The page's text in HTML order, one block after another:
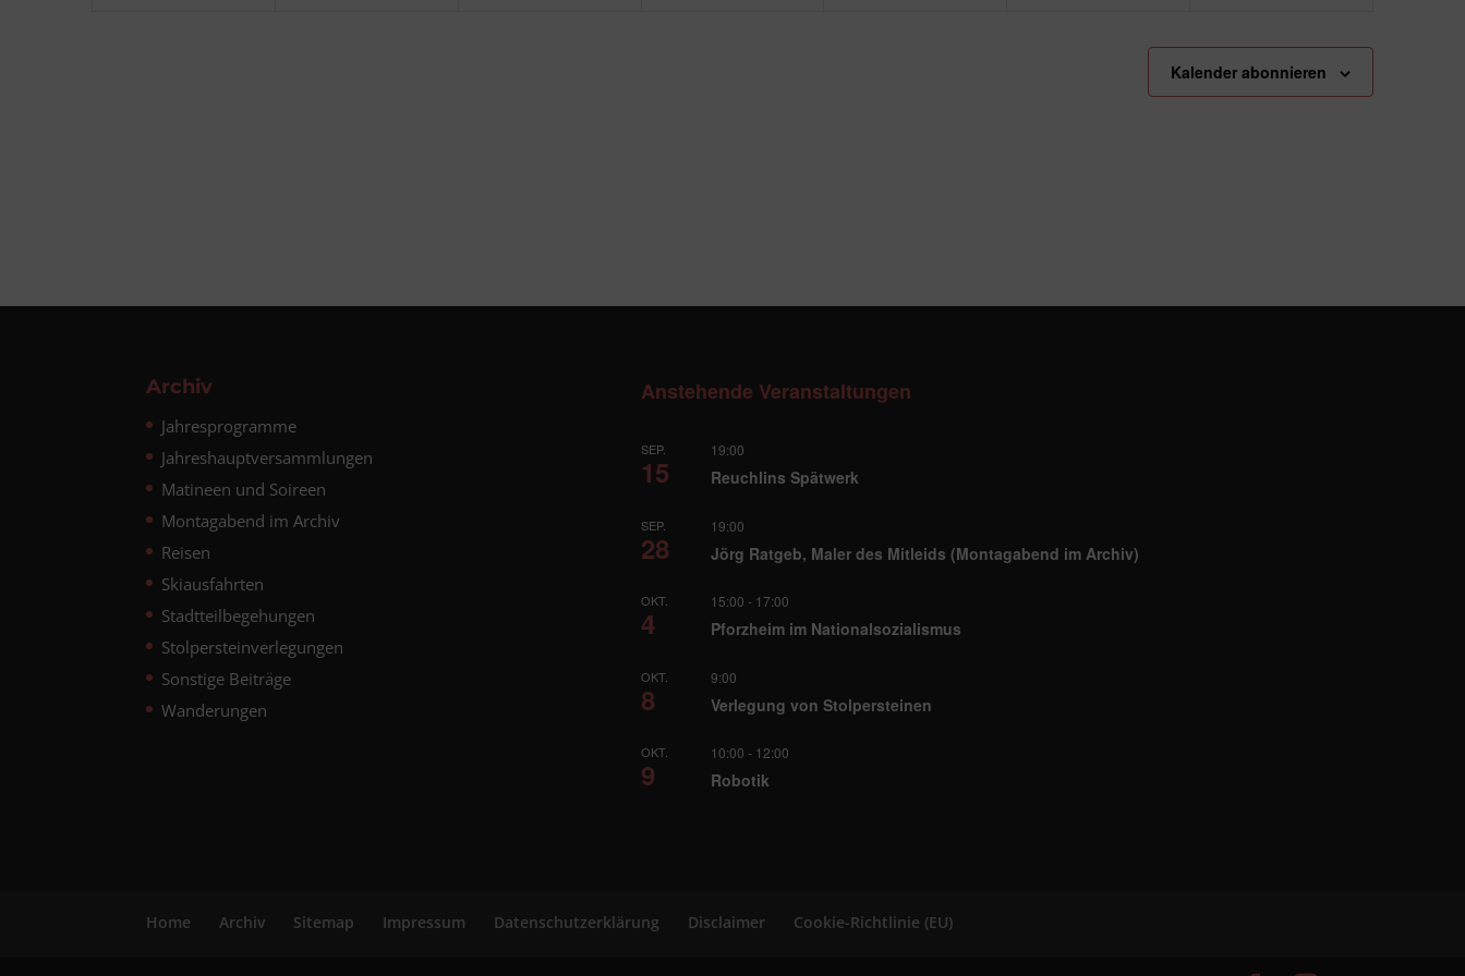
Kalender abonnieren
Archiv
Jahresprogramme
Jahreshauptversammlungen
Matineen und Soireen
Montagabend im Archiv
Reisen
Skiausfahrten
Stadtteilbegehungen
Stolpersteinverlegungen
Sonstige Beiträge
Wanderungen
Anstehende Veranstaltungen
SEP.
15
19:00
Reuchlins Spätwerk
SEP.
28
19:00
Jörg Ratgeb, Maler des Mitleids (Montagabend im Archiv)
OKT.
4
15:00 - 17:00
Pforzheim im Nationalsozialismus
OKT.
8
9:00
Verlegung von Stolpersteinen
OKT.
9
10:00 - 12:00
Robotik
Home Archiv Sitemap Impressum Datenschutzerklärung Disclaimer Cookie-Richtlinie (EU)